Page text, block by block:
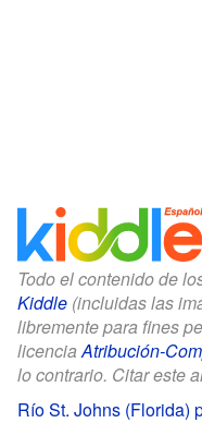
Todo el contenido de
Kiddle (incluidas las
libremente para fines
licenciaAtribución-
lo contrario. Citar este
Río St. Johns (Florida)